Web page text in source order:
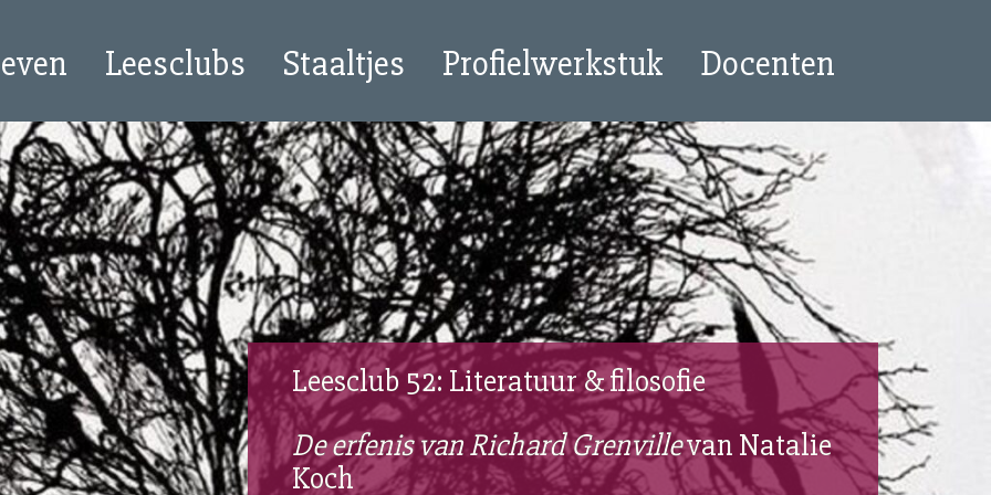
Leesclubs Staaltjes Profielwerkstuk Docenten
Leesclub 52: Literatuur & filosofie
De erfenis van Richard Grenvillevan Natalie
Koch